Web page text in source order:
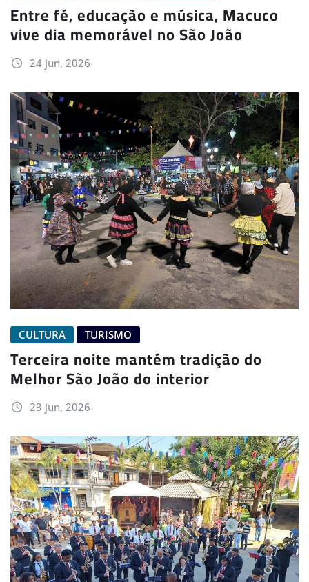
Entre fé, educação e música, Macuco
vive dia memorável no São João
24 jun, 2026
CULTURA TURISMO
Terceira noite mantém tradição do
Melhor São João do interior
23 jun, 2026